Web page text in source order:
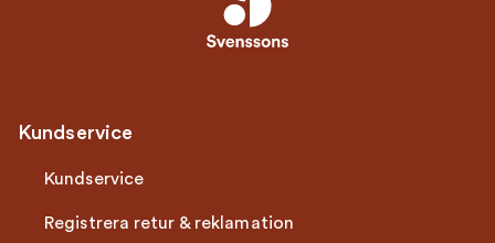
Kundservice
Kundservice
Registrera retur & reklamation